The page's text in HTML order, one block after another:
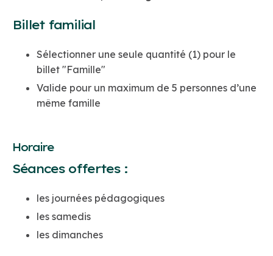
Billet familial
Sélectionner une seule quantité (1) pour le
billet "Famille"
Valide pour un maximum de 5 personnes d’une
même famille
Horaire
Séances offertes :
les journées pédagogiques
les samedis
les dimanches